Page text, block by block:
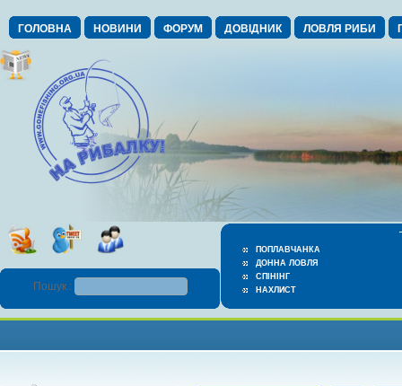
ГОЛОВНА НОВИНИ ФОРУМ ДОВІДНИК ЛОВЛЯ РИБИ
ПОПЛАВЧАНКА
ДОННА ЛОВЛЯ
СПІНІНГ
НАХЛИСТ
Пошук :